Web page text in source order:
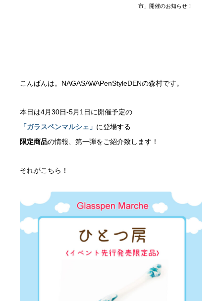
市」開催のお知らせ！
こんばんは。NAGASAWAPenStyleDENの森村です。
本日は4月30日-5月1日に開催予定の
「ガラスペンマルシェ」 に登場する
限定商品の情報、第一弾をご紹介致します！
それがこちら！